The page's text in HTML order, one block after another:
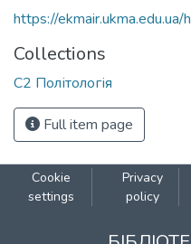
https://
Collections
С2 Політологія
Full item page
Cookie
settings
Privacy
policy